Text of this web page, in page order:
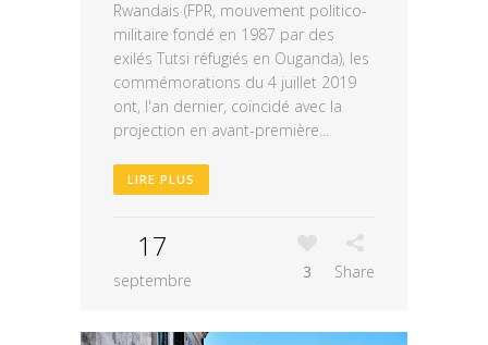
Rwandais (FPR, mouvement politico-
militaire fondé en 1987 par des
exilés Tutsi réfugiés en Ouganda), les
commémorations du 4 juillet 2019
ont, l'an dernier, coïncidé avec la
projection en avant-première...
LIRE PLUS
17
septembre 3 Share